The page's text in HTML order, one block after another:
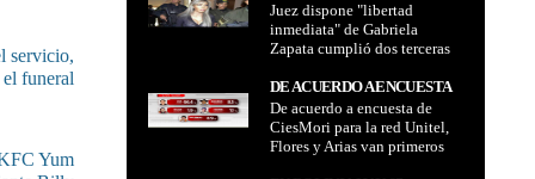
servicio,
funeral
Yum
INMEDIATA" DE GABRIELA
ZAPATA CUMPLIÓ DOS
TERCERAS PARTES DE
Juez dispone "libertad
inmediata" de Gabriela
Zapata cumplió dos terceras
DE ACUERDO A ENCUESTA
DE CIESMORI PARA LA RED
UNITEL, FLORES Y ARIAS
VAN PRIMEROS PARA LA
De acuerdo a encuesta de
CiesMori para la red Unitel,
Flores y Arias van primeros